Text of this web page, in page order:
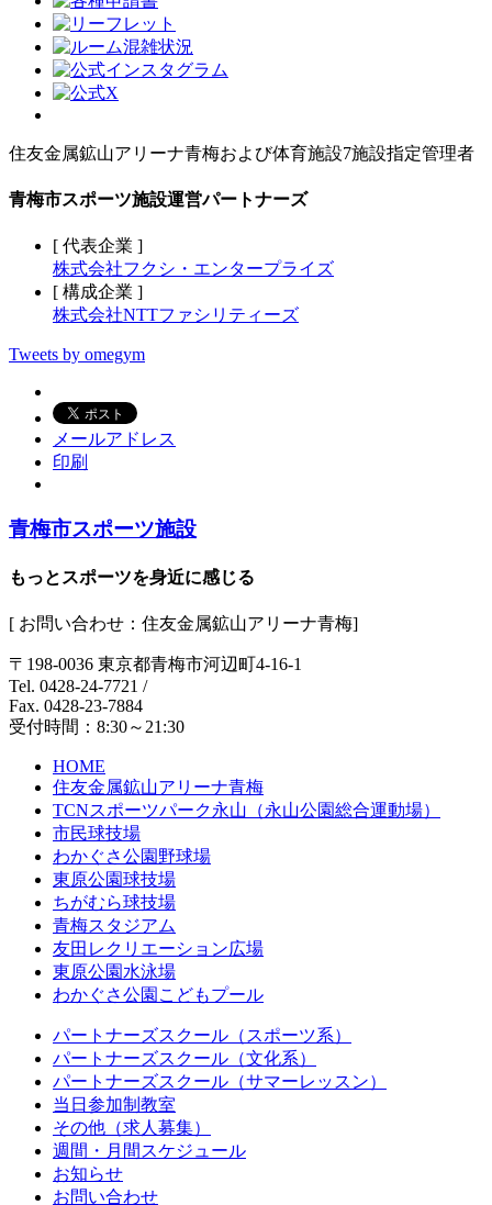
住友金属鉱山アリーナ青梅および体育施設7施設指定管理者
青梅市スポーツ施設運営パートナーズ
[ 代表企業 ]
株式会社フクシ・エンタープライズ
[ 構成企業 ]
株式会社NTTファシリティーズ
Tweets by omegym
メールアドレス
印刷
青梅市スポーツ施設
もっとスポーツを身近に感じる
[ お問い合わせ：住友金属鉱山アリーナ青梅]
〒198-0036 東京都青梅市河辺町4-16-1
Tel. 0428-24-7721 /
Fax. 0428-23-7884
受付時間：8:30～21:30
HOME
住友金属鉱山アリーナ青梅
TCNスポーツパーク永山（永山公園総合運動場）
市民球技場
わかぐさ公園野球場
東原公園球技場
ちがむら球技場
青梅スタジアム
友田レクリエーション広場
東原公園水泳場
わかぐさ公園こどもプール
パートナーズスクール（スポーツ系）
パートナーズスクール（文化系）
パートナーズスクール（サマーレッスン）
当日参加制教室
その他（求人募集）
週間・月間スケジュール
お知らせ
お問い合わせ